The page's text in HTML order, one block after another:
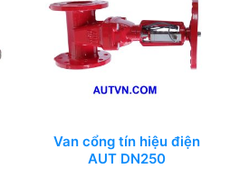
Van cổng tín hiệu điện
AUT DN250